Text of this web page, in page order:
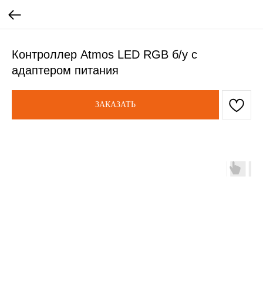
Контроллер Atmos LED RGB б/у с
адаптером питания
ЗАКАЗАТЬ